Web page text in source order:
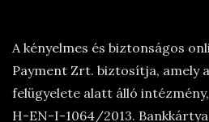
A kényelmes és biztonságos
Payment Zrt. biztosítja, amely
felügyelete alatt álló
H-EN-I-1064/2013.